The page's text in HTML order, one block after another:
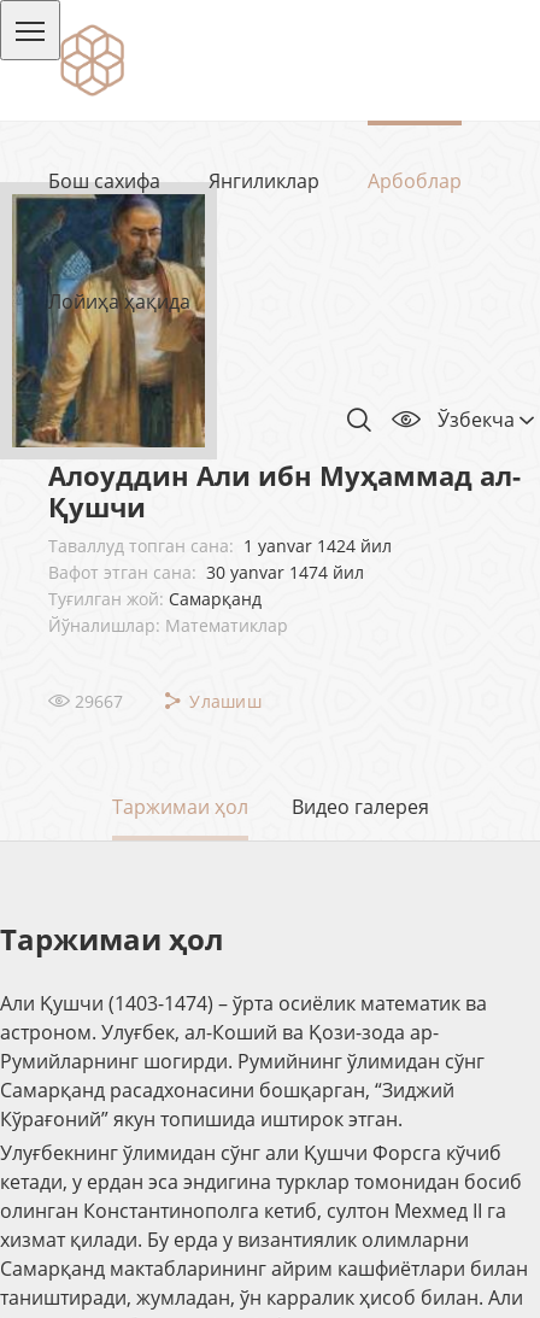
Бош сахифа Янгиликлар Арбоблар
Лойиҳа ҳақида
Ўзбекча
Алоуддин Али ибн Муҳаммад ал-
Қушчи
Таваллуд топган сана: 1 yanvar 1424 йил
Вафот этган сана: 30 yanvar 1474 йил
Туғилган жой: Самарқанд
Йўналишлар: Математиклар
29667 Улашиш
Таржимаи ҳол Видео галерея
Таржимаи ҳол
Али Қушчи (1403-1474) – ўрта осиёлик математик ва
астроном. Улуғбек, ал-Коший ва Қози-зода ар-
Румийларнинг шогирди. Румийнинг ўлимидан сўнг
Самарқанд расадхонасини бошқарган, “Зиджий
Кўрағоний” якун топишида иштирок этган.
Улуғбекнинг ўлимидан сўнг али Қушчи Форсга кўчиб
кетади, у ердан эса эндигина турклар томонидан босиб
олинган Константинополга кетиб, султон Мехмед II га
хизмат қилади. Бу ерда у византиялик олимларни
Самарқанд мактабларининг айрим кашфиётлари билан
таништиради, жумладан, ўн карралик ҳисоб билан. Али